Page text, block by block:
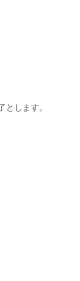
します。